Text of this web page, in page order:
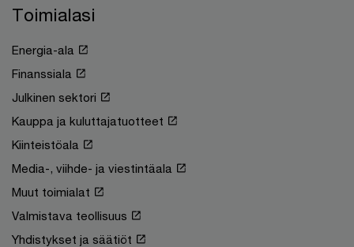
Toimialasi
Energia-ala
Finanssiala
Julkinen sektori
Kauppa ja kuluttajatuotteet
Kiinteistöala
Media-, viihde- ja viestintäala
Muut toimialat
Valmistava teollisuus
Yhdistykset ja säätiöt